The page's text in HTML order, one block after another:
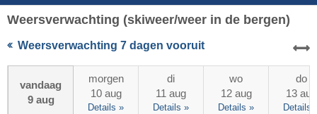
Weersverwachting (skiweer/weer in de bergen)
Weersverwachting 7 dagen vooruit
vandaag
9 aug
morgen
10 aug
Details »
di
11 aug
Details »
wo
12 aug
Details »
do
13 aug
Details